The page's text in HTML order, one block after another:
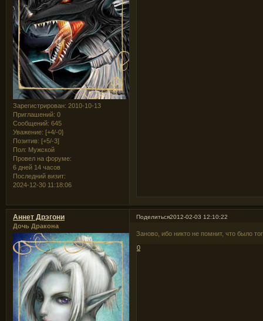
Зарегистрирован: 2010-10-13
Приглашений: 0
Сообщений: 645
Уважение: [+4/-0]
Позитив: [+5/-3]
Пол: Мужской
Провел на форуме:
6 дней 14 часов
Последний визит:
2024-12-30 11:18:06
Поделиться2012-02-03 12:10:22
Аннет Дрэгони
Дочь Дракона
Заново, ибо никто не помнит, что было
0